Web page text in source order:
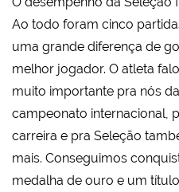
Ao todo foram cinco
uma grande diferença de
melhor jogador. O atleta
muito importante pra nós
campeonato internacional,
carreira e pra Seleção
mais. Conseguimos
medalha de ouro e um